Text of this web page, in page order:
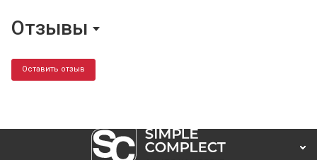
Отзывы
Оставить отзыв